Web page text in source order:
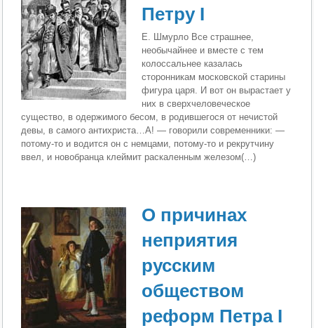
Петру I
Е. Шмурло Все страшнее,
необычайнее и вместе с тем
колос­сальнее казалась
сторонникам московской старины
фи­гура царя. И вот он вырастает у
них в сверхчеловече­ское
существо, в одержимого бесом, в родившегося от нечистой
девы, в самого антихриста…А! — говорили со­временники: —
потому-то и водится он с немцами, по­тому-то и рекрутчину
ввел, и новобранца клеймит рас­каленным железом(…)
О причинах
неприятия
русским
обществом
реформ Петра I